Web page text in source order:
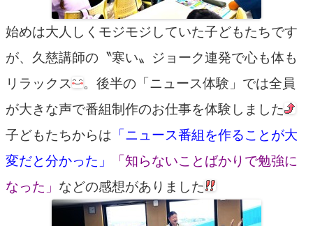
始めは大人しくモジモジしていた子どもたちです
が、久慈講師の〝寒い〟ジョーク連発で心も体も
リラックス
。後半の「ニュース体験」では全員
が大きな声で番組制作のお仕事を体験しました
子どもたちからは 「ニュース番組を作ることが大
変だと分かった」
「知らないことばかりで勉強に
なった」 などの感想がありました